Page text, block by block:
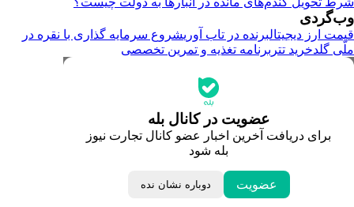
وب‌گردی
قیمت ارز دیجیتالبرنده در تاب آوریشروع سرمایه گذاری با نقره در
ملّی گلدخرید تتر برنامه تغذیه و تمرین تخصصی
عضویت در کانال بله
برای دریافت آخرین اخبار عضو کانال تجارت نیوز
بله شود
عضویت دوباره نشان نده
جدیدترین قیمت‌ها
قیمت درهم امارات
لحظه تحویل سال
داغ‌ترین‌های اقتصادی